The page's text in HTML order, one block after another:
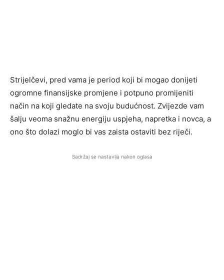
Strijelčevi, pred vama je period koji bi mogao donijeti
ogromne finansijske promjene i potpuno promijeniti
način na koji gledate na svoju budućnost. Zvijezde vam
šalju veoma snažnu energiju uspjeha, napretka i novca, a
ono što dolazi moglo bi vas zaista ostaviti bez riječi.
Sadržaj se nastavlja nakon oglasa